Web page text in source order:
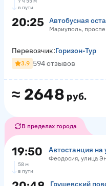
в пути
20:25 Автобусная
Мариуполь,
≈ 2648 руб.
Перевозчик:Горизон-Тур
3.9 594 отзывов
В пределах города
19:50 Автостанция на
Феодосия, улица
58 м
в пути
Грушевский